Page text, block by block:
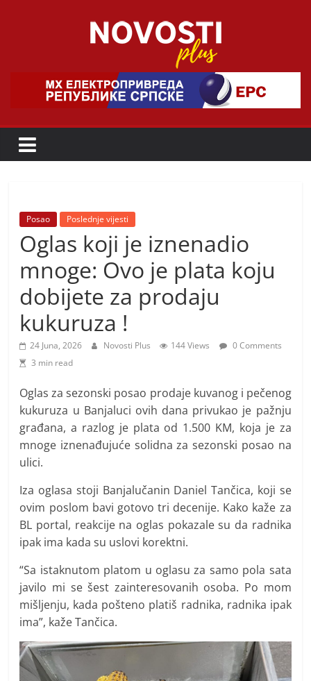
Novosti
Plus
o
a
l
p
o
z
t
i
n
i
h
v
j
e
s
t
i
Posao Poslednje vijesti
Oglas koji je iznenadio
mnoge: Ovo je plata koju
dobijete za prodaju
kukuruza !
24 Juna, 2026 Novosti Plus 144 Views
0 Comments
3 min read
Oglas za sezonski posao prodaje kuvanog i pečenog
kukuruza u Banjaluci ovih dana privukao je pažnju
građana, a razlog je plata od 1.500 KM, koja je za
mnoge iznenađujuće solidna za sezonski posao na
ulici.
Iza oglasa stoji Banjalučanin Daniel Tančica, koji se
ovim poslom bavi gotovo tri decenije. Kako kaže za
BL portal, reakcije na oglas pokazale su da radnika
ipak ima kada su uslovi korektni.
“Sa istaknutom platom u oglasu za samo pola sata
javilo mi se šest zainteresovanih osoba. Po mom
mišljenju, kada pošteno platiš radnika, radnika ipak
ima”, kaže Tančica.